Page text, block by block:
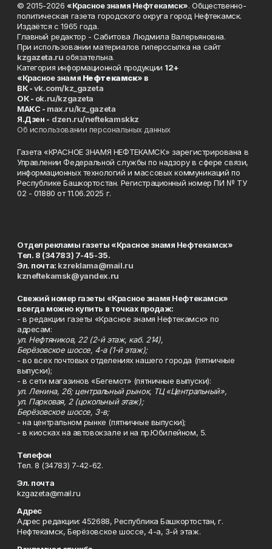
© 2015-2026 «Красное знамя Нефтекамск». Общественно-
политическая газета городского округа город Нефтекамск.
Издаётся с 1965 года.
Главный редактор - Сабитова Людмила Валерьяновна.
При использовании материалов гиперссылка на сайт
kzgazeta.ru обязательна.
Категория информационной продукции 12+
«Красное знамя Нефтекамск» в
ВК -vk.com/kz_gazeta
ОК - ok.ru/kzgazeta
MAKC - max.ru/kz_gazeta
Я.Дзен - dzen.ru/neftekamskkz
Об использовании персональных данных
Газета «КРАСНОЕ ЗНАМЯ НЕФТЕКАМСК» зарегистрирована в
Управлении Федеральной службы по надзору в сфере связи,
информационных технологий и массовых коммуникаций по
Республике Башкортостан. Регистрационный номер ПИ № ТУ
02 - 01880 от 11.06.2025 г.
Отдел рекламы газеты «Красное знамя Нефтекамск»
Тел. 8 (34783) 7-45-35.
Эл. почта: kzreklama@mail.ru
kzneftekamsk@yandex.ru
Свежий номер газеты «Красное знамя Нефтекамск»
всегда можно купить в точках продаж:
- в редакции газеты «Красное знамя Нефтекамск» по
адресам:
ул. Нефтяников, 22 (2-й этаж, каб. 214),
Берёзовское шоссе, 4-а (1-й этаж);
- во всех почтовых отделениях нашего города (пятничные
выпуски);
- в сети магазинов «Бегемот» (пятничные выпуски):
ул. Ленина, 26; центральный рынок, ТЦ «Центральный»,
ул. Парковая, 2 (цокольный этаж);
Берёзовское шоссе, 3-в;
- на центральном рынке (пятничные выпуски);
- в киосках на автовокзале и на пр.Юбилейном, 5.
Телефон
Тел. 8 (34783) 7-42-62.
Эл. почта
kzgazeta@mail.ru
Адрес
Адрес редакции: 452688, Республика Башкортостан, г.
Нефтекамск, Берёзовское шоссе, 4-а, 3-й этаж.